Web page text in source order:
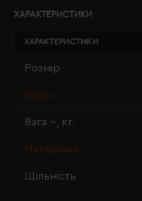
ХАРАКТЕРИСТИКИ
ХАРАКТЕРИСТИКИ
Розмір
Колір
Вага ~, кг
Матеріали
Щільність